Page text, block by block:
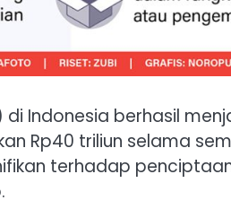
di Indonesia berhasil
Rp40 triliun selama
terhadap